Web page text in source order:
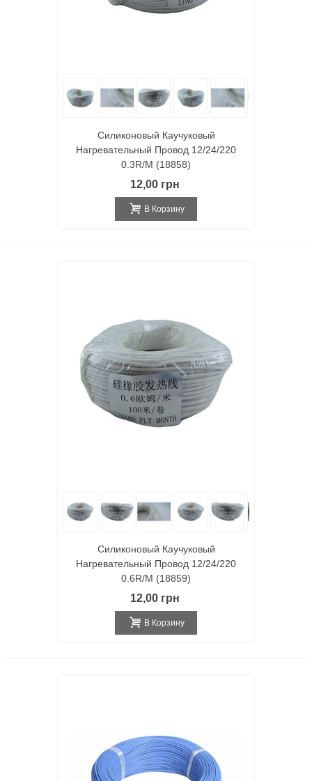
Силиконовый Каучуковый
Нагревательный Провод 12/24/220
0.3R/m (18858)
12,00 грн
В Корзину
Силиконовый Каучуковый
Нагревательный Провод 12/24/220
0.6R/m (18859)
12,00 грн
В Корзину